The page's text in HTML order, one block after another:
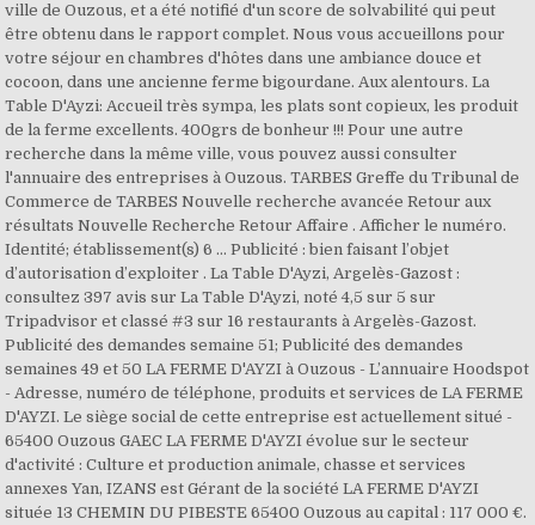
ville de Ouzous, et a été notifié d'un score de solvabilité qui peut
être obtenu dans le rapport complet. Nous vous accueillons pour
votre séjour en chambres d'hôtes dans une ambiance douce et
cocoon, dans une ancienne ferme bigourdane. Aux alentours. La
Table D'Ayzi: Accueil très sympa, les plats sont copieux, les produit
de la ferme excellents. 400grs de bonheur !!! Pour une autre
recherche dans la même ville, vous pouvez aussi consulter
l'annuaire des entreprises à Ouzous. TARBES Greffe du Tribunal de
Commerce de TARBES Nouvelle recherche avancée Retour aux
résultats Nouvelle Recherche Retour Affaire . Afficher le numéro.
Identité; établissement(s) 6 … Publicité : bien faisant l’objet
d’autorisation d’exploiter . La Table D'Ayzi, Argelès-Gazost :
consultez 397 avis sur La Table D'Ayzi, noté 4,5 sur 5 sur
Tripadvisor et classé #3 sur 16 restaurants à Argelès-Gazost.
Publicité des demandes semaine 51; Publicité des demandes
semaines 49 et 50 LA FERME D'AYZI à Ouzous - L’annuaire Hoodspot
- Adresse, numéro de téléphone, produits et services de LA FERME
D'AYZI. Le siège social de cette entreprise est actuellement situé -
65400 Ouzous GAEC LA FERME D'AYZI évolue sur le secteur
d'activité : Culture et production animale, chasse et services
annexes Yan, IZANS est Gérant de la société LA FERME D'AYZI
située 13 CHEMIN DU PIBESTE 65400 Ouzous au capital : 117 000 €.